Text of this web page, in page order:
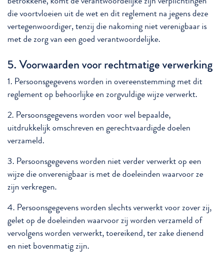
die voortvloeien uit de wet en dit reglement na jegens deze
vertegenwoordiger, tenzij die nakoming niet verenigbaar is
met de zorg van een goed verantwoordelijke.
5. Voorwaarden voor rechtmatige verwerking
1. Persoonsgegevens worden in overeenstemming met dit
reglement op behoorlijke en zorgvuldige wijze verwerkt.
2. Persoonsgegevens worden voor wel bepaalde,
uitdrukkelijk omschreven en gerechtvaardigde doelen
verzameld.
3. Persoonsgegevens worden niet verder verwerkt op een
wijze die onverenigbaar is met de doeleinden waarvoor ze
zijn verkregen.
4. Persoonsgegevens worden slechts verwerkt voor zover zij,
gelet op de doeleinden waarvoor zij worden verzameld of
vervolgens worden verwerkt, toereikend, ter zake dienend
en niet bovenmatig zijn.